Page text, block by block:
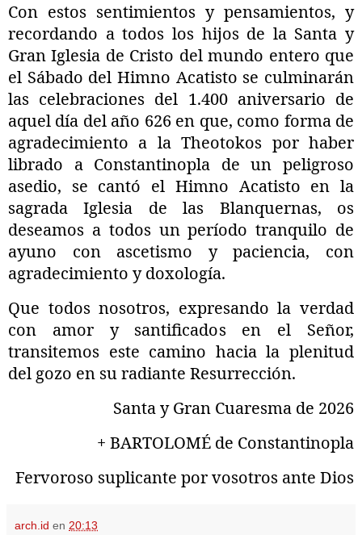
Con estos sentimientos y pensamientos, y
recordando a todos los hijos de la Santa y
Gran Iglesia de Cristo del mundo entero que
el Sábado del Himno Acatisto se culminarán
las celebraciones del 1.400 aniversario de
aquel día del año 626 en que, como forma de
agradecimiento a la Theotokos por haber
librado a Constantinopla de un peligroso
asedio, se cantó el Himno Acatisto en la
sagrada Iglesia de las Blanquernas, os
deseamos a todos un período tranquilo de
ayuno con ascetismo y paciencia, con
agradecimiento y doxología.
Que todos nosotros, expresando la verdad
con amor y santificados en el Señor,
transitemos este camino hacia la plenitud
del gozo en su radiante Resurrección.
Santa y Gran Cuaresma de 2026
+ BARTOLOMÉ de Constantinopla
Fervoroso suplicante por vosotros ante Dios
arch.id en 20:13